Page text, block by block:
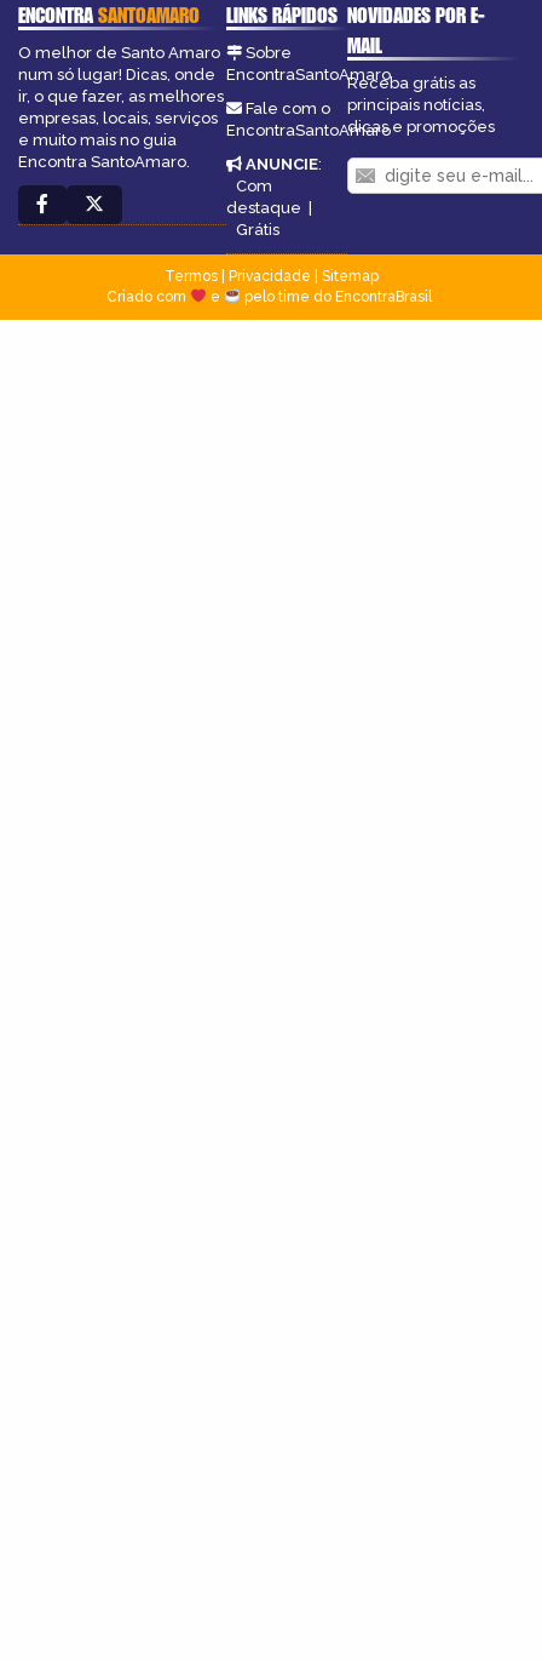
ENCONTRASANTOAMARO
O melhor de Santo Amaro
num só lugar! Dicas, onde
ir, o que fazer, as melhores
empresas, locais, serviços
e muito mais no guia
Encontra SantoAmaro.
LINKS RÁPIDOS
Sobre
EncontraSantoAmaro
Fale com o
EncontraSantoAmaro
ANUNCIE:
Com
destaque |
Grátis
NOVIDADES POR E-
MAIL
Receba grátis as
principais notícias,
dicas e promoções
Termos| Privacidade
Sitemap
Criado com
e pelo time do EncontraBrasil